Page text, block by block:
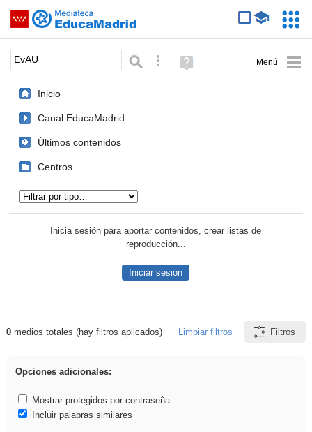
Saltar navegación
Palabra o frase: Búsqueda avanzada
Ayuda
(en
Inicio
Canal EducaMadrid
Últimos contenidos
Centros
Inicia sesión para aportar contenidos, crear listas de
reproducción...
Iniciar sesión
Resultados de: EvAU
0medios totales (hay filtros aplicados) Limpiar filtros Filtros
Opciones adicionales:
Mostrar protegidos por contraseña
Incluir palabras similares